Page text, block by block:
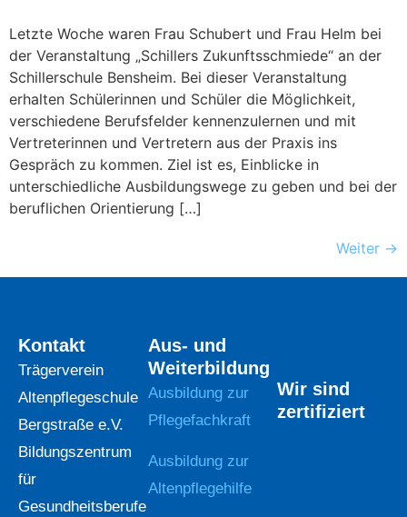
Letzte Woche waren Frau Schubert und Frau Helm bei
der Veranstaltung „Schillers Zukunftsschmiede“ an der
Schillerschule Bensheim. Bei dieser Veranstaltung
erhalten Schülerinnen und Schüler die Möglichkeit,
verschiedene Berufsfelder kennenzulernen und mit
Vertreterinnen und Vertretern aus der Praxis ins
Gespräch zu kommen. Ziel ist es, Einblicke in
unterschiedliche Ausbildungswege zu geben und bei der
beruflichen Orientierung […]
Weiter →
Kontakt
Trägerverein
Altenpflegeschule
Bergstraße e.V.
Bildungszentrum
für
Gesundheitsberufe
Aus- und
Weiterbildung
Ausbildung zur
Pflegefachkraft
Ausbildung zur
Altenpflegehilfe
Wir sind
zertifiziert